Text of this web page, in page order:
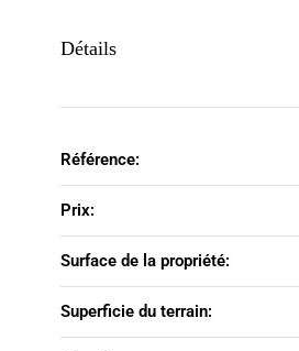
Détails
Référence:
Prix:
Surface de la propriété:
Superficie du terrain: